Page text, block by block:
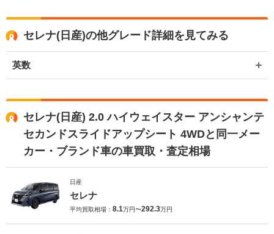
セレナ(日産)の他グレード詳細を見てみる
英数
セレナ(日産) 2.0 ハイウェイスター アンシャンテ
セカンドスライドアップシート 4WDと同一メー
カー・ブランド車の車買取・査定相場
日産
セレナ
平均買取相場： 8.1万円〜292.3万円